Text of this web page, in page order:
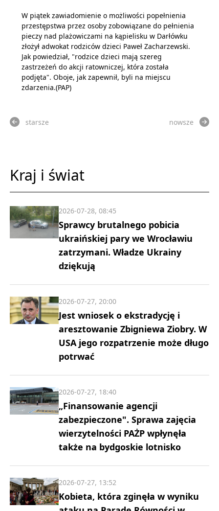
W piątek zawiadomienie o możliwości popełnienia
przestępstwa przez osoby zobowiązane do pełnienia
pieczy nad plażowiczami na kąpielisku w Darłówku
złożył adwokat rodziców dzieci Paweł Zacharzewski.
Jak powiedział, "rodzice dzieci mają szereg
zastrzeżeń do akcji ratowniczej, która została
podjęta". Oboje, jak zapewnił, byli na miejscu
zdarzenia.(PAP)
starsze nowsze
Kraj i świat
Sprawcy brutalnego pobicia
ukraińskiej pary we Wrocławiu
zatrzymani. Władze Ukrainy
dziękują
2026-07-28, 08:45
Jest wniosek o ekstradycję i
aresztowanie Zbigniewa Ziobry. W
USA jego rozpatrzenie może długo
potrwać
2026-07-27, 20:00
„Finansowanie agencji
zabezpieczone". Sprawa zajęcia
wierzytelności PAŻP wpłynęła
także na bydgoskie lotnisko
2026-07-27, 18:40
Kobieta, która zginęła w wyniku
2026-07-27, 13:52